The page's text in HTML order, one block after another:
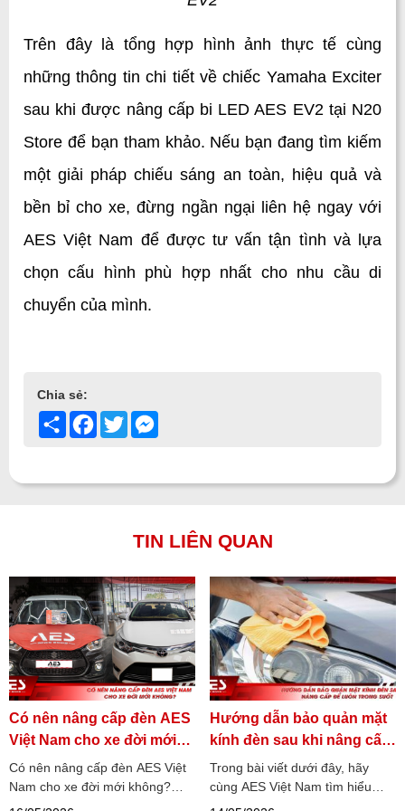
Trên đây là tổng hợp hình ảnh thực tế cùng
những thông tin chi tiết về chiếc Yamaha Exciter
sau khi được nâng cấp bi LED AES EV2 tại N20
Store để bạn tham khảo. Nếu bạn đang tìm kiếm
một giải pháp chiếu sáng an toàn, hiệu quả và
bền bỉ cho xe, đừng ngần ngại liên hệ ngay với
AES Việt Nam để được tư vấn tận tình và lựa
chọn cấu hình phù hợp nhất cho nhu cầu di
chuyển của mình.
Chia sẻ:
Share Facebook
Twitter
TIN LIÊN QUAN
Có nên nâng cấp đèn AES
Việt Nam cho xe đời mới
không?
Có nên nâng cấp đèn AES Việt
Nam cho xe đời mới không?
Tham khảo ngay những mẫu
Hướng dẫn bảo quản mặt
kính đèn sau khi nâng cấp
để luôn trong suốt
Trong bài viết dưới đây, hãy
cùng AES Việt Nam tìm hiểu
những cách bảo quản mặt kính